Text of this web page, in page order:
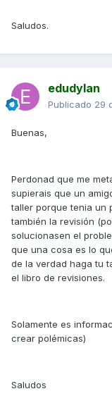
Saludos.
edudylan
Publicado 29
Buenas,
Perdonad que me
supierais que un
taller porque tenia un
también la revisión
solucionasen el
que una cosa es lo
de la verdad haga tu
el libro de revisiones.
Solamente es
crear polémicas)
Saludos